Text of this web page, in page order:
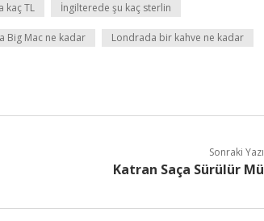
kaç TL İngilterede şu kaç sterlin
Big Mac ne kadar Londrada bir kahve ne kadar
Sonraki Yazı
Katran Saça Sürülür Mü